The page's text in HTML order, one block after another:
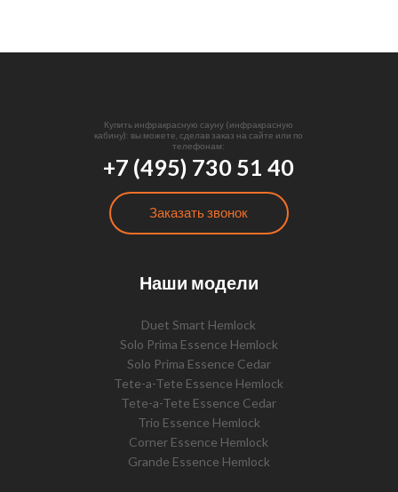
Купить инфракрасную сауну (инфракрасную
кабину): вы можете, сделав заказ на сайте или по
телефонам:
+7 (495) 730 51 40
Заказать звонок
Наши модели
Duet Smart Hemlock
Solo Prima Essence Hemlock
Solo Prima Essence Cedar
Tete-a-Tete Essence Hemlock
Tete-a-Tete Essence Cedar
Trio Essence Hemlock
Corner Essence Hemlock
Grande Essence Hemlock